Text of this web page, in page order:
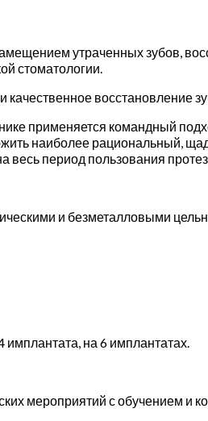
утраченных зубов,
стоматологии.
восстановление
применяется командный
наиболее рациональный,
весь период пользования
и безметалловыми
имплантата, на 6 имплантатах.
мероприятий с обучением и